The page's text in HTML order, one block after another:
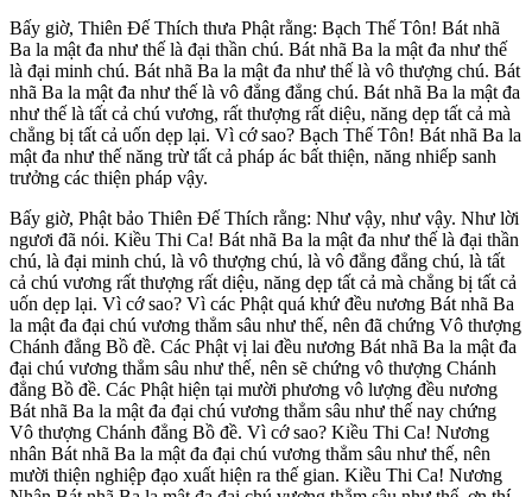
Bấy giờ, Thiên Đế Thích thưa Phật rằng: Bạch Thế Tôn! Bát nhã
Ba la mật đa như thế là đại thần chú. Bát nhã Ba la mật đa như thế
là đại minh chú. Bát nhã Ba la mật đa như thế là vô thượng chú. Bát
nhã Ba la mật đa như thế là vô đẳng đẳng chú. Bát nhã Ba la mật đa
như thế là tất cả chú vương, rất thượng rất diệu, năng dẹp tất cả mà
chẳng bị tất cả uốn dẹp lại. Vì cớ sao? Bạch Thế Tôn! Bát nhã Ba la
mật đa như thế năng trừ tất cả pháp ác bất thiện, năng nhiếp sanh
trưởng các thiện pháp vậy.
Bấy giờ, Phật bảo Thiên Đế Thích rằng: Như vậy, như vậy. Như lời
ngươi đã nói. Kiều Thi Ca! Bát nhã Ba la mật đa như thế là đại thần
chú, là đại minh chú, là vô thượng chú, là vô đẳng đẳng chú, là tất
cả chú vương rất thượng rất diệu, năng dẹp tất cả mà chẳng bị tất cả
uốn dẹp lại. Vì cớ sao? Vì các Phật quá khứ đều nương Bát nhã Ba
la mật đa đại chú vương thẳm sâu như thế, nên đã chứng Vô thượng
Chánh đẳng Bồ đề. Các Phật vị lai đều nương Bát nhã Ba la mật đa
đại chú vương thẳm sâu như thế, nên sẽ chứng vô thượng Chánh
đẳng Bồ đề. Các Phật hiện tại mười phương vô lượng đều nương
Bát nhã Ba la mật đa đại chú vương thẳm sâu như thế nay chứng
Vô thượng Chánh đẳng Bồ đề. Vì cớ sao? Kiều Thi Ca! Nương
nhân Bát nhã Ba la mật đa đại chú vương thẳm sâu như thế, nên
mười thiện nghiệp đạo xuất hiện ra thế gian. Kiều Thi Ca! Nương